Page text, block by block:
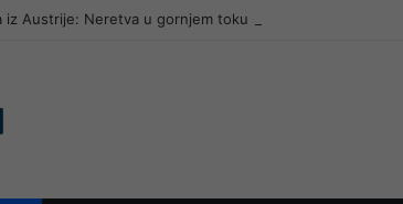
iz Austrije: Neretva u gornjem toku promijenila boju, traži